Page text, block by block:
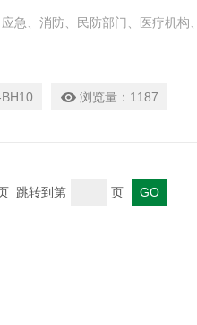
急、消防、民防部门、医疗机构、
浏览量： 1187
跳转到第 页